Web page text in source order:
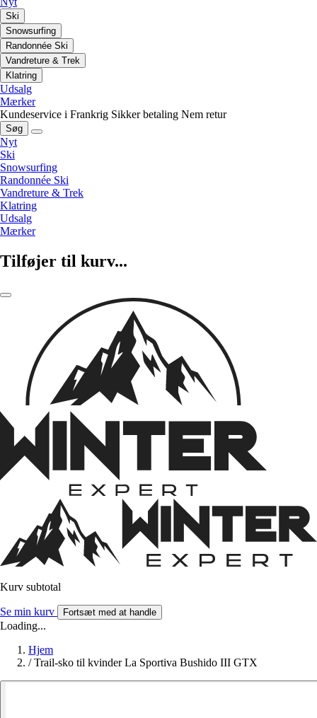
Ski
Snowsurfing
Randonnée Ski
Vandreture & Trek
Klatring
Udsalg
Mærker
Kundeservice i Frankrig Sikker betaling Nem retur
Søg
Nyt
Ski
Snowsurfing
Randonnée Ski
Vandreture & Trek
Klatring
Udsalg
Mærker
Tilføjer til kurv...
Kurv subtotal
Se min kurv Fortsæt med at handle
Loading...
Hjem
/ Trail-sko til kvinder La Sportiva Bushido III GTX